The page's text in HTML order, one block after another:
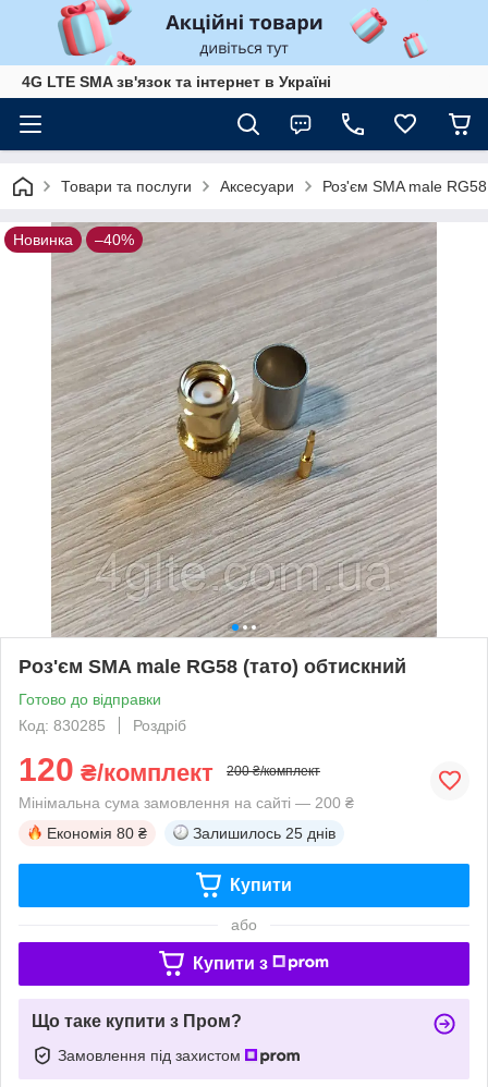
4G LTE SMA зв'язок та інтернет в Україні
Товари та послуги Аксесуари Роз'єм SMA male
Новинка –40%
Роз'єм SMA male RG58 (тато) обтискний
Готово до відправки
Код: 830285
Роздріб
120 ₴/комплект 200 ₴/комплект
Мінімальна сума замовлення на сайті — 200 ₴
Економія 80 ₴ Залишилось 25 днів
Купити
або
Купити з
Що таке купити з Пром?
Замовлення під захистом